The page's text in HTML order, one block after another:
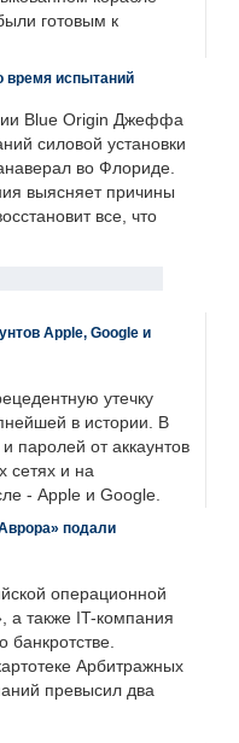
готовым к
время испытаний
Blue Origin Джеффа
силовой установки
во Флориде.
выясняет причины
все, что
Apple, Google и
утечку
в истории. В
паролей от аккаунтов
сетях и на
- Apple и Google.
подали
операционной
также IT-компания
Арбитражных
превысил два